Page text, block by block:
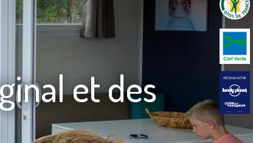
et des